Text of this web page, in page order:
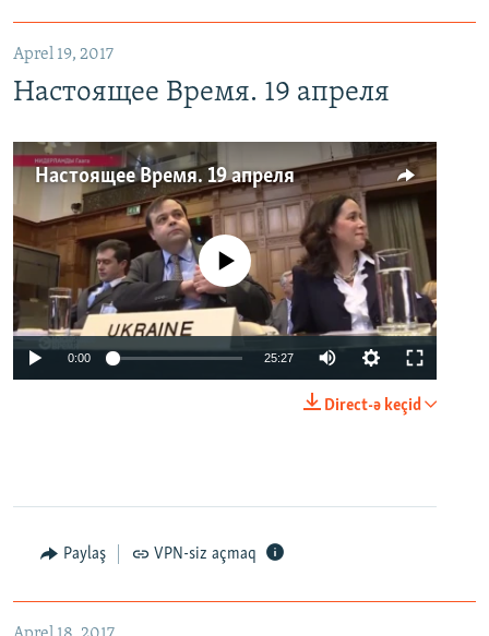
Aprel 19, 2017
Настоящее Время. 19 апреля
Настоящее Время. 19 апреля
No media source currently available
0:00 25:27
Direct-ə keçid
Paylaş VPN-siz açmaq